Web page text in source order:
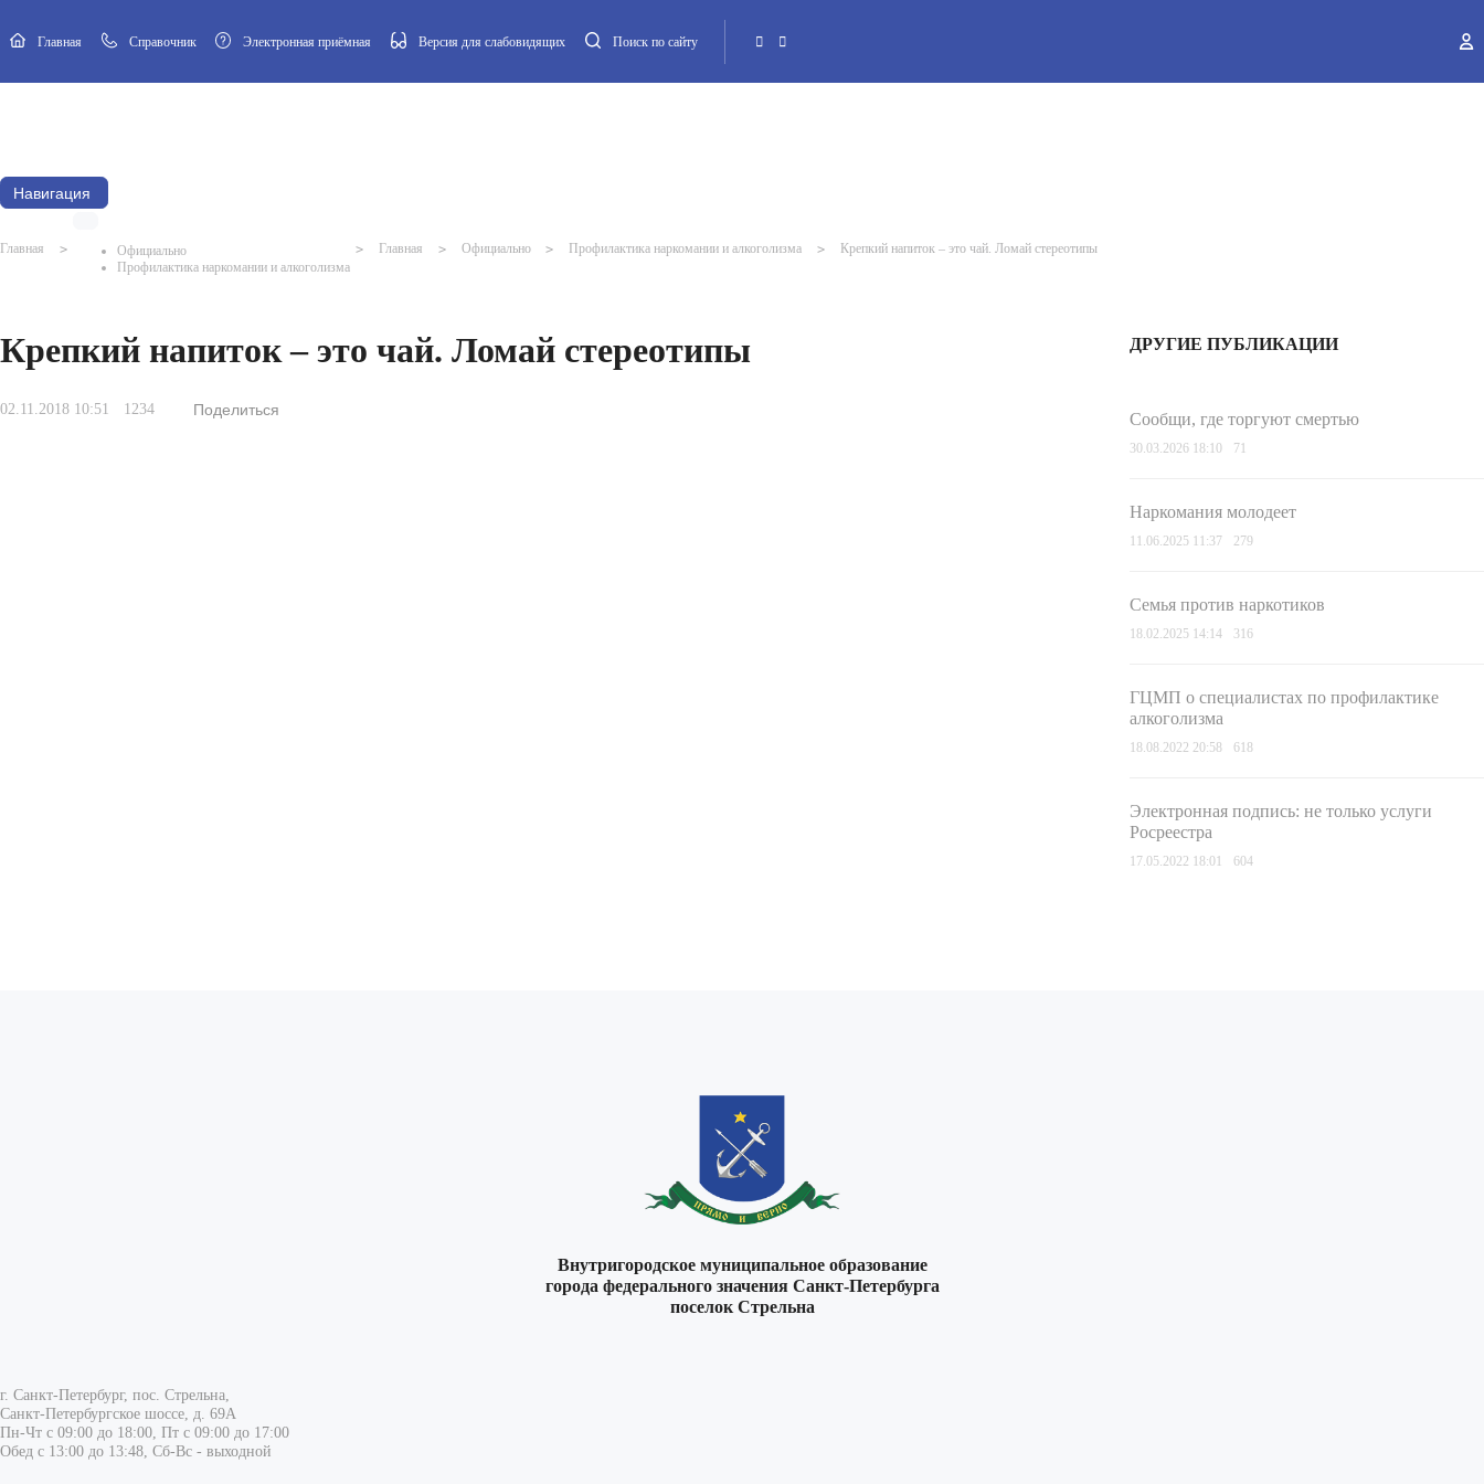
Главная Cправочник Электронная приёмная Версия для слабовидящих Поиск по сайту
Навигация
Главная >
Официально
Профилактика наркомании и алкоголизма
> Главная > Официально > Профилактика наркомании и алкоголизма > Крепкий напиток – это чай. Ломай стереотипы
Крепкий напиток – это чай. Ломай стереотипы
02.11.2018 10:51 1234 Поделиться
ДРУГИЕ ПУБЛИКАЦИИ
Сообщи, где торгуют смертью
30.03.2026 18:10 71
Наркомания молодеет
11.06.2025 11:37 279
Семья против наркотиков
18.02.2025 14:14 316
ГЦМП о специалистах по профилактике
алкоголизма
18.08.2022 20:58 618
Электронная подпись: не только услуги
Росреестра
17.05.2022 18:01 604
Внутригородское муниципальное образование
города федерального значения Санкт-Петербурга
поселок Стрельна
г. Санкт-Петербург, пос. Стрельна,
Санкт-Петербургское шоссе, д. 69А
Пн-Чт с 09:00 до 18:00, Пт с 09:00 до 17:00
Обед с 13:00 до 13:48, Сб-Вс - выходной